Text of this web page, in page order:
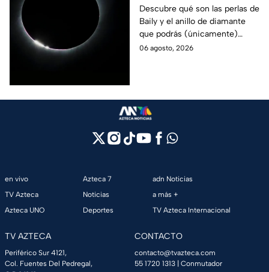
podrán ver
ÚNICAMENTE durante
el eclipse solar 2026 del
12 de agosto?
Descubre qué son las perlas de
Baily y el anillo de diamante
que podrás (únicamente)
observar durante el eclipse
06 agosto, 2026
en vivo
TV Azteca
Azteca UNO
Azteca 7
Noticias
Deportes
adn Noticias
a más +
TV Azteca Internacional
TV AZTECA
Periférico Sur 4121,
Col. Fuentes Del Pedregal,
CONTACTO
contacto@tvazteca.com
55 1720 1313 | Conmutador